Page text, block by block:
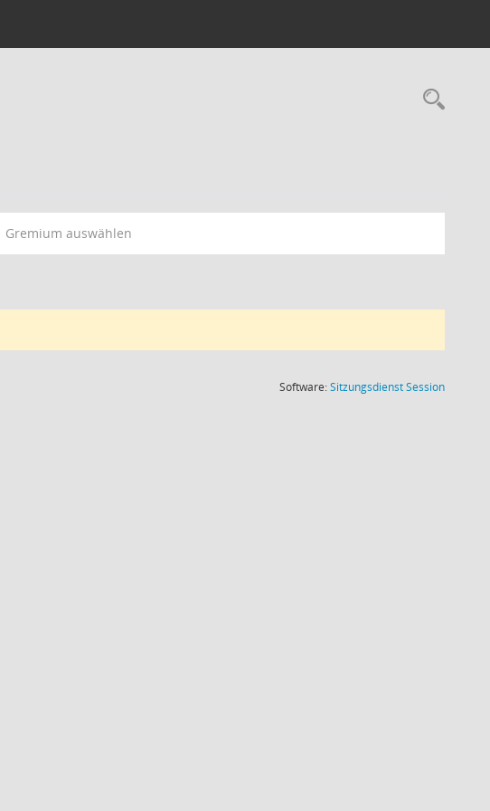
Gremium auswählen
Software:SitzungsdienstSession(Wird in